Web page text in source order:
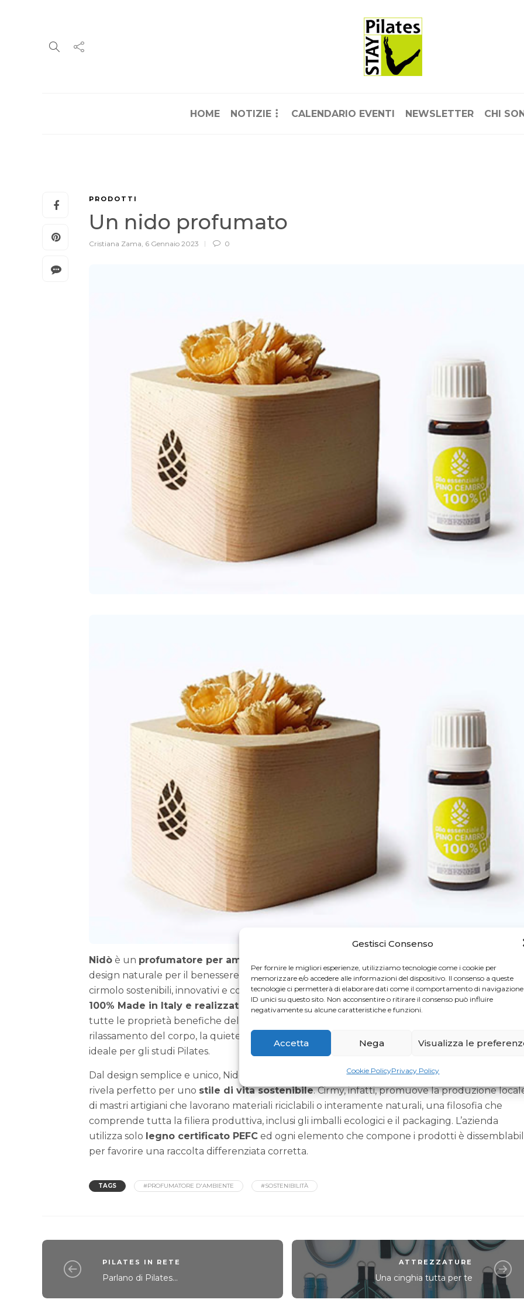
Gestisci Consenso
Per fornire le migliori esperienze, utilizziamo tecnologie come i cookie per
memorizzare e/o accedere alle informazioni del dispositivo. Il consenso a queste
tecnologie ci permetterà di elaborare dati come il comportamento di
ID unici su questo sito. Non acconsentire o ritirare il consenso può influire
negativamente su alcune caratteristiche e funzioni.
Accetta Nega Visualizza le
Cookie PolicyPrivacy Policy
HOME NOTIZIE CALENDARIO EVENTI NEWSLETTER CHI
PRODOTTI
Un nido profumato
Cristiana Zama, 6 Gennaio 2023 0
Nidò è un profumatore per ambienti in legno di cirmolo
design naturale per il benessere della persona nato dall’idea di creare prodotti in legno di
cirmolo sostenibili, innovativi e con materiali d’eccellenza.Lavorato interamente a mano,
100% Made in Italy e realizzato in legno massello
non trattato permette di beneficiare di
tutte le proprietà benefiche del legno vivo. Un costante profumo di bosco che favorisce il
rilassamento del corpo, la quiete della mente e la pace dello spirito rendono questo
ideale per gli studi Pilates.
Dal design semplice e unico, Nidò comprende un olio essenziale biologico di pino cembro e si
rivela perfetto per uno stile di vita sostenibile. Cirmy, infatti, promuove la produzione
di mastri artigiani che lavorano materiali riciclabili o interamente naturali, una filosofia che
comprende tutta la filiera produttiva, inclusi gli imballi ecologici e il packaging. L’azienda
utilizza solo legno certificato PEFC ed ogni elemento che compone i prodotti è
per favorire una raccolta differenziata corretta.
TAGS #PROFUMATORE D'AMBIENTE #SOSTENIBILITÀ
PILATES IN RETE
Parlano di Pilates...
ATTREZZATURE
Una cinghia tutta per te